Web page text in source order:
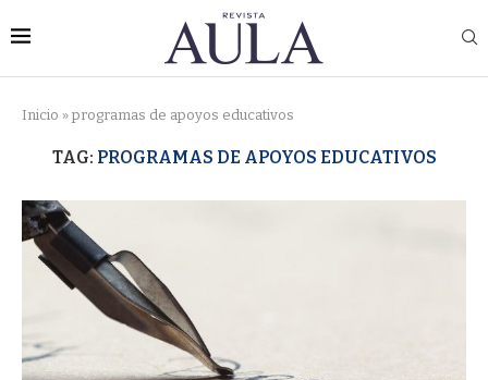
Inicio » programas de apoyos educativos
TAG: PROGRAMAS DE APOYOS EDUCATIVOS